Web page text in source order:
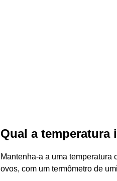
Qual a temperatura
Mantenha-a a uma temperatura
ovos, com um termômetro de